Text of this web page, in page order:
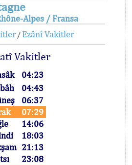
Alpes / Fransa
/ Ezânî Vakitler
Vakitler
04:23
04:43
06:37
07:29
14:06
18:03
21:13
23:08